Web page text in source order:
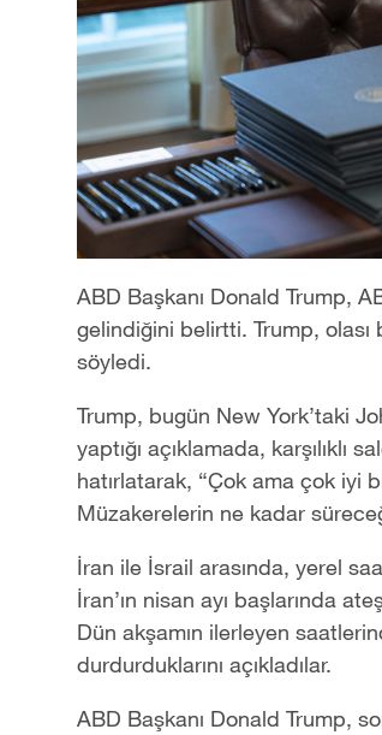
ABD Başkanı Donald Trump,
gelindiğini belirtti. Trump,
söyledi.
Trump, bugün New York’taki
yaptığı açıklamada, karşılıklı
hatırlatarak, “Çok ama çok iyi
Müzakerelerin ne kadar
İran ile İsrail arasında, yerel
İran’ın nisan ayı başlarında
Dün akşamın ilerleyen
durdurduklarını açıkladılar.
ABD Başkanı Donald Trump,